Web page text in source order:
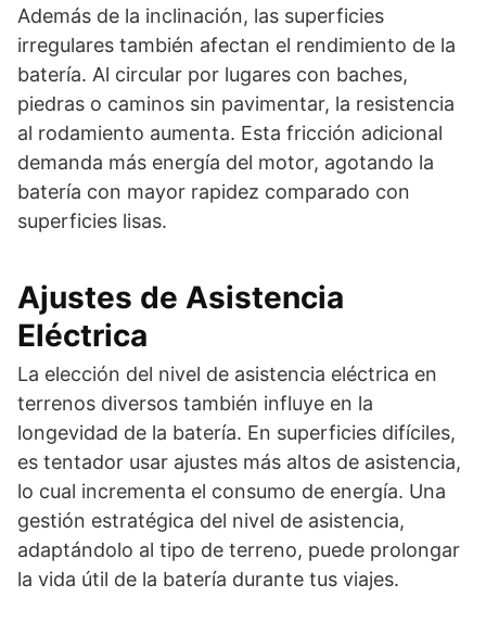
Además de la inclinación, las superficies
irregulares también afectan el rendimiento de la
batería. Al circular por lugares con baches,
piedras o caminos sin pavimentar, la resistencia
al rodamiento aumenta. Esta fricción adicional
demanda más energía del motor, agotando la
batería con mayor rapidez comparado con
superficies lisas.
Ajustes de Asistencia
Eléctrica
La elección del nivel de asistencia eléctrica en
terrenos diversos también influye en la
longevidad de la batería. En superficies difíciles,
es tentador usar ajustes más altos de asistencia,
lo cual incrementa el consumo de energía. Una
gestión estratégica del nivel de asistencia,
adaptándolo al tipo de terreno, puede prolongar
la vida útil de la batería durante tus viajes.